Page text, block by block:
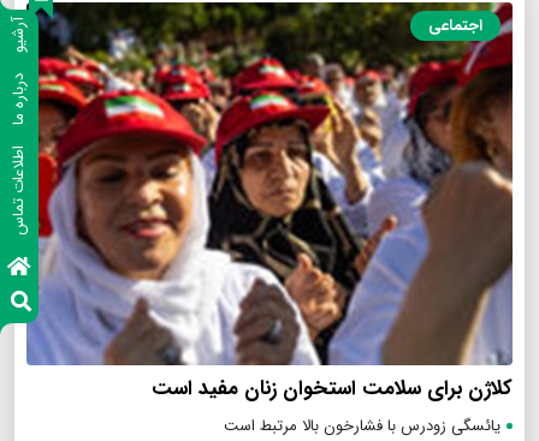
آرشیو
درباره ما
اطلاعات تماس
اجتماعی
کلاژن برای سلامت استخوان زنان مفید است
یائسگی زودرس با فشارخون بالا مرتبط است